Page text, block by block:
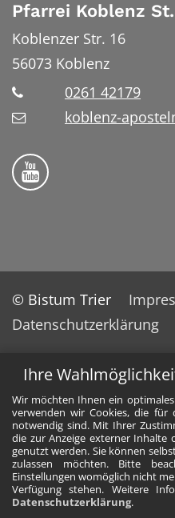
Ihre
Wir möchten Ihnen ein
verwenden wir Cookies, die für
notwendig sind. Mit Ihrer
die zur Anzeige externer Inhalte
genutzt werden. Sie können
zulassen möchten. Bitte
Einstellungen womöglich nicht
Verfügung stehen. Weitere
Datenschutzerklärung.
Pfarrei Koblenz
Koblenzer Str. 16
56073 Koblenz
0261 42179
koblenz-
Bistum Trier auf
© Bistum Trier
Datenschutzerklärung